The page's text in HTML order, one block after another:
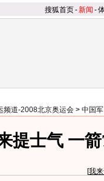
搜狐首页-新闻 -
频道-2008北京奥运会 > 中国
提士气 一
[我